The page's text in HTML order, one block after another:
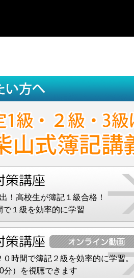
！高校生が簿記１級合格！
で１級を効率的に学習
時間で簿記２級を効率的に学習。
分）を視聴できます